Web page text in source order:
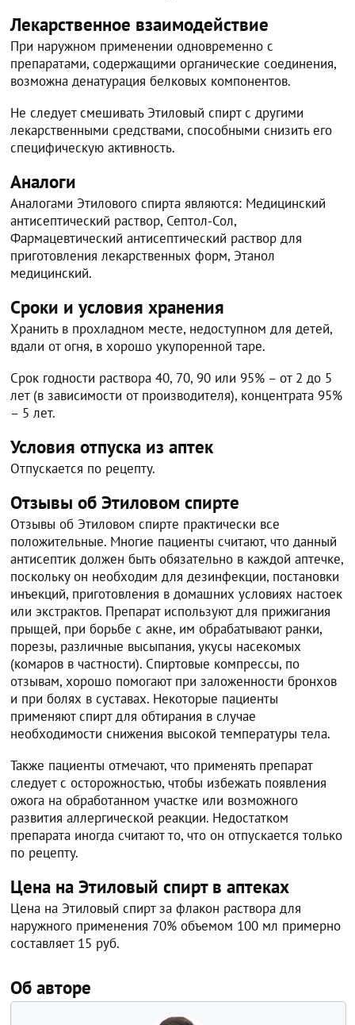
Лекарственное взаимодействие
При наружном применении одновременно с
препаратами, содержащими органические соединения,
возможна денатурация белковых компонентов.
Не следует смешивать Этиловый спирт с другими
лекарственными средствами, способными снизить его
специфическую активность.
Аналоги
Аналогами Этилового спирта являются: Медицинский
антисептический раствор, Септол-Сол,
Фармацевтический антисептический раствор для
приготовления лекарственных форм, Этанол
медицинский.
Сроки и условия хранения
Хранить в прохладном месте, недоступном для детей,
вдали от огня, в хорошо укупоренной таре.
Срок годности раствора 40, 70, 90 или 95% – от 2 до 5
лет (в зависимости от производителя), концентрата 95%
– 5 лет.
Условия отпуска из аптек
Отпускается по рецепту.
Отзывы об Этиловом спирте
Отзывы об Этиловом спирте практически все
положительные. Многие пациенты считают, что данный
антисептик должен быть обязательно в каждой аптечке,
поскольку он необходим для дезинфекции, постановки
инъекций, приготовления в домашних условиях настоек
или экстрактов. Препарат используют для прижигания
прыщей, при борьбе с акне, им обрабатывают ранки,
порезы, различные высыпания, укусы насекомых
(комаров в частности). Спиртовые компрессы, по
отзывам, хорошо помогают при заложенности бронхов
и при болях в суставах. Некоторые пациенты
применяют спирт для обтирания в случае
необходимости снижения высокой температуры тела.
Также пациенты отмечают, что применять препарат
следует с осторожностью, чтобы избежать появления
ожога на обработанном участке или возможного
развития аллергической реакции. Недостатком
препарата иногда считают то, что он отпускается только
по рецепту.
Цена на Этиловый спирт в аптеках
Цена на Этиловый спирт за флакон раствора для
наружного применения 70% объемом 100 мл примерно
составляет 15 руб.
Об авторе